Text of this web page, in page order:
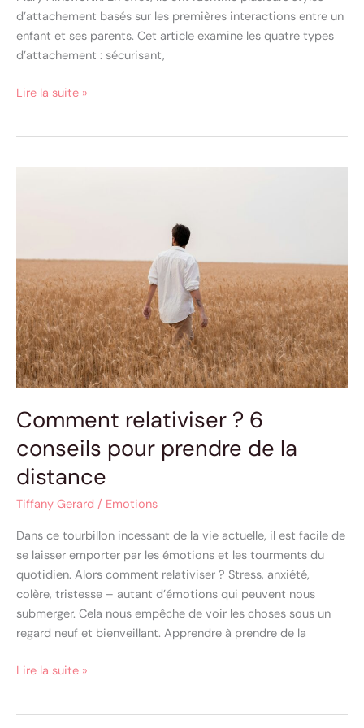
d’attachement basés sur les premières interactions entre un
enfant et ses parents. Cet article examine les quatre types
d’attachement : sécurisant,
Lire la suite »
Comment relativiser ? 6
conseils pour prendre de la
distance
Tiffany Gerard / Emotions
Dans ce tourbillon incessant de la vie actuelle, il est facile de
se laisser emporter par les émotions et les tourments du
quotidien. Alors comment relativiser ? Stress, anxiété,
colère, tristesse – autant d’émotions qui peuvent nous
submerger. Cela nous empêche de voir les choses sous un
regard neuf et bienveillant. Apprendre à prendre de la
pour
prendre
de
la
distance
Lire la suite »